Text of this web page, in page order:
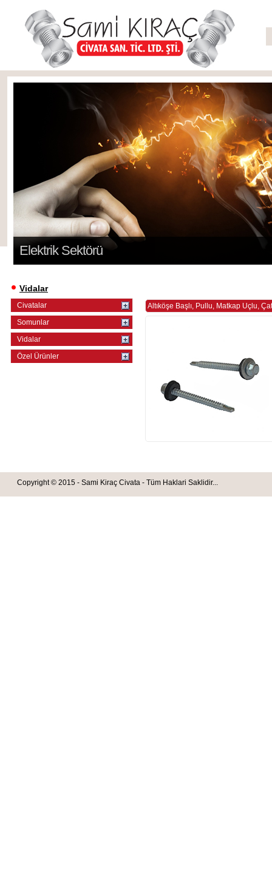
Elektrik Sektörü
Vidalar
Civatalar
Somunlar
Vidalar
Özel Ürünler
Altıköşe Başlı, Pullu, Matkap Uçlu,
Copyright © 2015 - Sami Kiraç Civata - Tüm Haklari Saklidir...